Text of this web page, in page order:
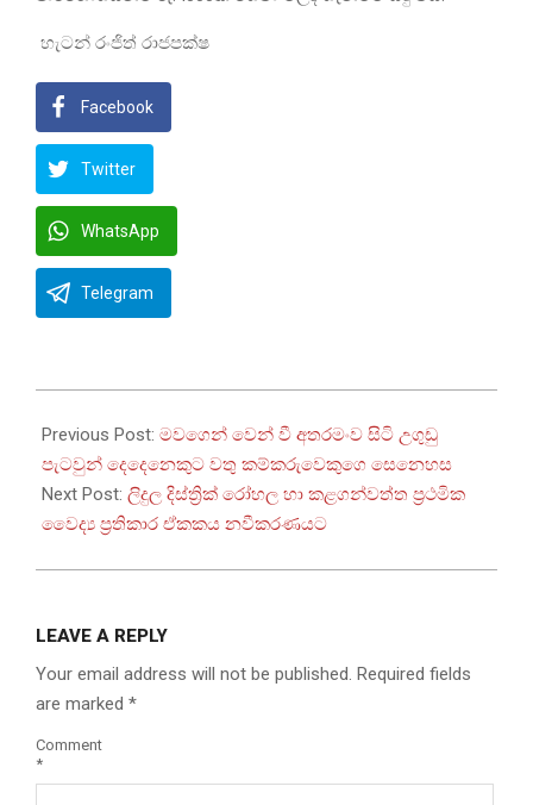
හැටන් රංජිත් රාජපක්ෂ
Facebook
Twitter
WhatsApp
Telegram
02-
21
Previous Post: මවගෙන් වෙන් වී අතරමංව සිටි උගුඩු
පැටවුන් දෙදෙනෙකුට වතු කම්කරුවෙකුගෙ සෙනෙහස
Next Post: ලිදුල දිස්ත්‍රික් රෝහල හා කළගන්වත්ත ප්‍රථමික
වෛද්‍ය ප්‍රතිකාර ඒකකය නවීකරණයට
LEAVE A REPLY
Your email address will not be published. Required fields
are marked *
Comment
*